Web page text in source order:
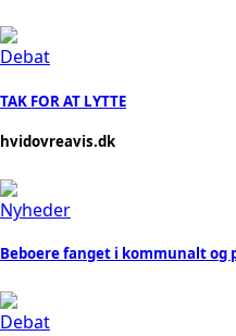
Debat
TAK FOR AT LYTTE
hvidovreavis.dk
Nyheder
Beboere fanget i kommunalt
Debat